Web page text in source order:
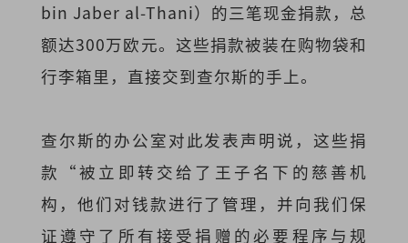
bin Jaber al-Thani）的三笔现金捐款，总
额达300万欧元。这些捐款被装在购物袋和
行李箱里，直接交到查尔斯的手上。
查尔斯的办公室对此发表声明说，这些捐
款“被立即转交给了王子名下的慈善机
构，他们对钱款进行了管理，并向我们保
证遵守了所有接受捐赠的必要程序与规